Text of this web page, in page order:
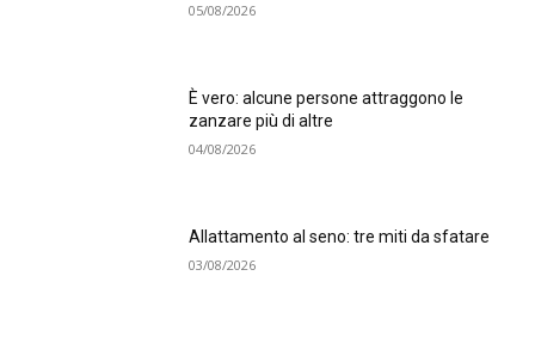
05/08/2026
È vero: alcune persone attraggono le
zanzare più di altre
04/08/2026
Allattamento al seno: tre miti da sfatare
03/08/2026